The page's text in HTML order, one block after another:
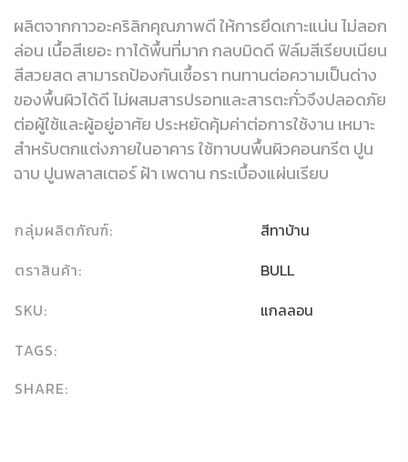
ผลิตจากกาวอะคริลิกคุณภาพดี ให้การยึดเกาะแน่น ไม่ลอก
ล่อน เนื้อสีเยอะ ทาได้พื้นที่มาก กลบมิดดี ฟิล์มสีเรียบเนียน
สีสวยสด สามารถป้องกันเชื้อรา ทนทานต่อความเป็นด่าง
ของพื้นผิวได้ดี ไม่ผสมสารปรอทและสารตะกั่วจึงปลอดภัย
ต่อผู้ใช้และผู้อยู่อาศัย ประหยัดคุ้มค่าต่อการใช้งาน เหมาะ
สำหรับตกแต่งภายในอาคาร ใช้ทาบนพื้นผิวคอนกรีต ปูน
ฉาบ ปูนพลาสเตอร์ ฝ้า เพดาน กระเบื้องแผ่นเรียบ
กลุ่มผลิตภัณฑ์:
สีทาบ้าน
ตราสินค้า:
BULL
SKU:
แกลลอน
TAGS:
SHARE: